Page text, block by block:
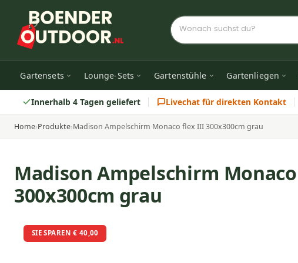
Gartensets Lounge-Sets Gartenstühle Gartenliegen
Innerhalb 4 Tagen geliefert Livechat für direkten Kontakt
Home›Produkte›Madison Ampelschirm Monaco flex III 300x300cm grau
Madison Ampelschirm
300x300cm grau
SIE SPAREN € 40,00